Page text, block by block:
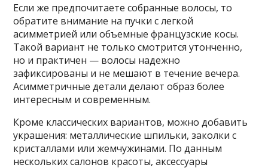
Если же предпочитаете собранные волосы, то
обратите внимание на пучки с легкой
асимметрией или объемные французские косы.
Такой вариант не только смотрится утонченно,
но и практичен — волосы надежно
зафиксированы и не мешают в течение вечера.
Асимметричные детали делают образ более
интересным и современным.
Кроме классических вариантов, можно добавить
украшения: металлические шпильки, заколки с
кристаллами или жемчужинами. По данным
нескольких салонов красоты, аксессуары